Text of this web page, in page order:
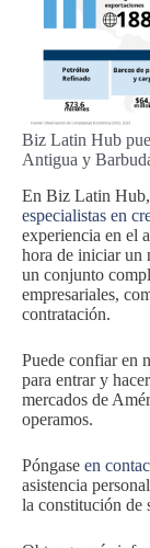
Biz Latin Hub
Antigua y
En Biz Latin
especialistas en
experiencia en el
hora de iniciar un
un conjunto
empresariales,
contratación.
Puede confiar en
para entrar y
mercados de
operamos.
Póngase en
asistencia
la constitución de